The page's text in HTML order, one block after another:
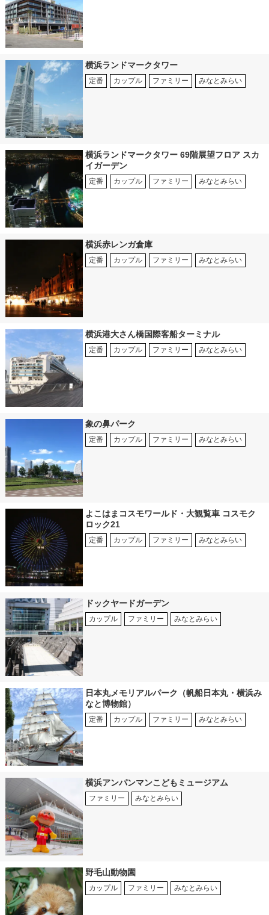
横浜ランドマークタワー
定番 カップル ファミリー みなとみらい
横浜ランドマークタワー 69階展望フロア スカ
イガーデン
定番 カップル ファミリー みなとみらい
横浜赤レンガ倉庫
定番 カップル ファミリー みなとみらい
横浜港大さん橋国際客船ターミナル
定番 カップル ファミリー みなとみらい
象の鼻パーク
定番 カップル ファミリー みなとみらい
よこはまコスモワールド・大観覧車 コスモク
ロック21
定番 カップル ファミリー みなとみらい
ドックヤードガーデン
カップル ファミリー みなとみらい
日本丸メモリアルパーク（帆船日本丸・横浜み
なと博物館）
定番 カップル ファミリー みなとみらい
横浜アンパンマンこどもミュージアム
ファミリー みなとみらい
野毛山動物園
カップル ファミリー みなとみらい